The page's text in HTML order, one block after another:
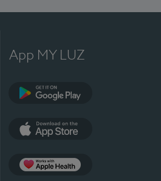
App MY LUZ